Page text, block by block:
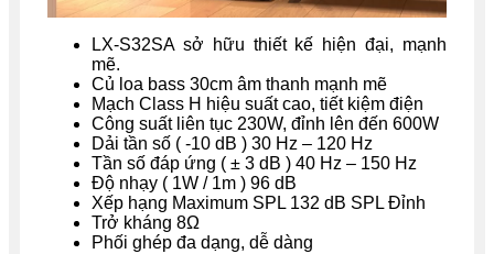
LX-S32SA sở hữu thiết kế hiện đại, mạnh
mẽ.
Củ loa bass 30cm âm thanh mạnh mẽ
Mạch Class H hiệu suất cao, tiết kiệm điện
Công suất liên tục 230W, đỉnh lên đến 600W
Dải tần số ( -10 dB ) 30 Hz – 120 Hz
Tần số đáp ứng ( ± 3 dB ) 40 Hz – 150 Hz
Độ nhạy ( 1W / 1m ) 96 dB
Xếp hạng Maximum SPL 132 dB SPL Đỉnh
Trở kháng 8Ω
Phối ghép đa dạng, dễ dàng